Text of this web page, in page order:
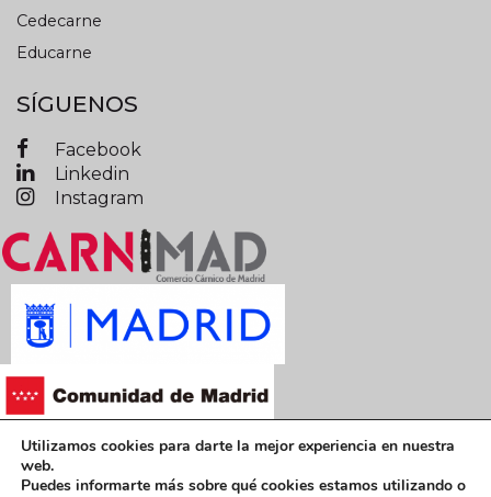
Cedecarne
Educarne
SÍGUENOS
Facebook
Linkedin
Instagram
Términos y condiciones legales
Política de privacidad Política de cookies
Utilizamos cookies para darte la mejor experiencia en nuestra
web.
Puedes informarte más sobre qué cookies estamos utilizando o